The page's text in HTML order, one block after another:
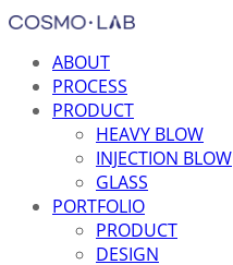
ABOUT
PROCESS
PRODUCT
HEAVY BLOW
INJECTION BLOW
GLASS
PORTFOLIO
PRODUCT
DESIGN